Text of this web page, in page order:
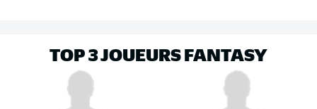
TOP 3 JOUEURS FANTASY